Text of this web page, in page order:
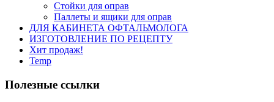
Стойки для оправ
Паллеты и ящики для оправ
ДЛЯ КАБИНЕТА ОФТАЛЬМОЛОГА
ИЗГОТОВЛЕНИЕ ПО РЕЦЕПТУ
Хит продаж!
Temp
Полезные ссылки